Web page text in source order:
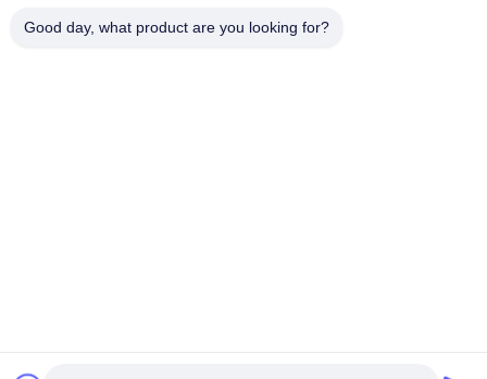
Good day, what product are you looking for?